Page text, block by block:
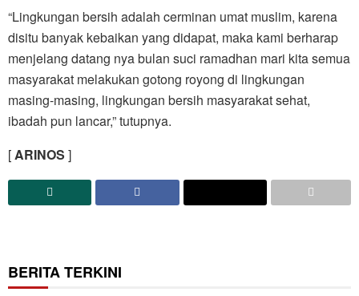
“Lingkungan bersih adalah cerminan umat muslim, karena
disitu banyak kebaikan yang didapat, maka kami berharap
menjelang datang nya bulan suci ramadhan mari kita semua
masyarakat melakukan gotong royong di lingkungan
masing-masing, lingkungan bersih masyarakat sehat,
ibadah pun lancar,” tutupnya.
[ARINOS ]
BERITA TERKINI